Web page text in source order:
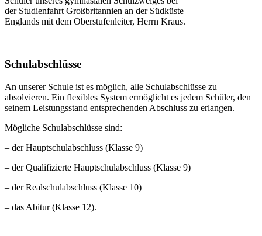
der Studienfahrt Großbritannien an der Südküste
Englands mit dem Oberstufenleiter, Herrn Kraus.
Schulabschlüsse
An unserer Schule ist es möglich, alle Schulabschlüsse zu
absolvieren. Ein flexibles System ermöglicht es jedem Schüler, den
seinem Leistungsstand entsprechenden Abschluss zu erlangen.
Mögliche Schulabschlüsse sind:
– der Hauptschulabschluss (Klasse 9)
– der Qualifizierte Hauptschulabschluss (Klasse 9)
– der Realschulabschluss (Klasse 10)
– das Abitur (Klasse 12).